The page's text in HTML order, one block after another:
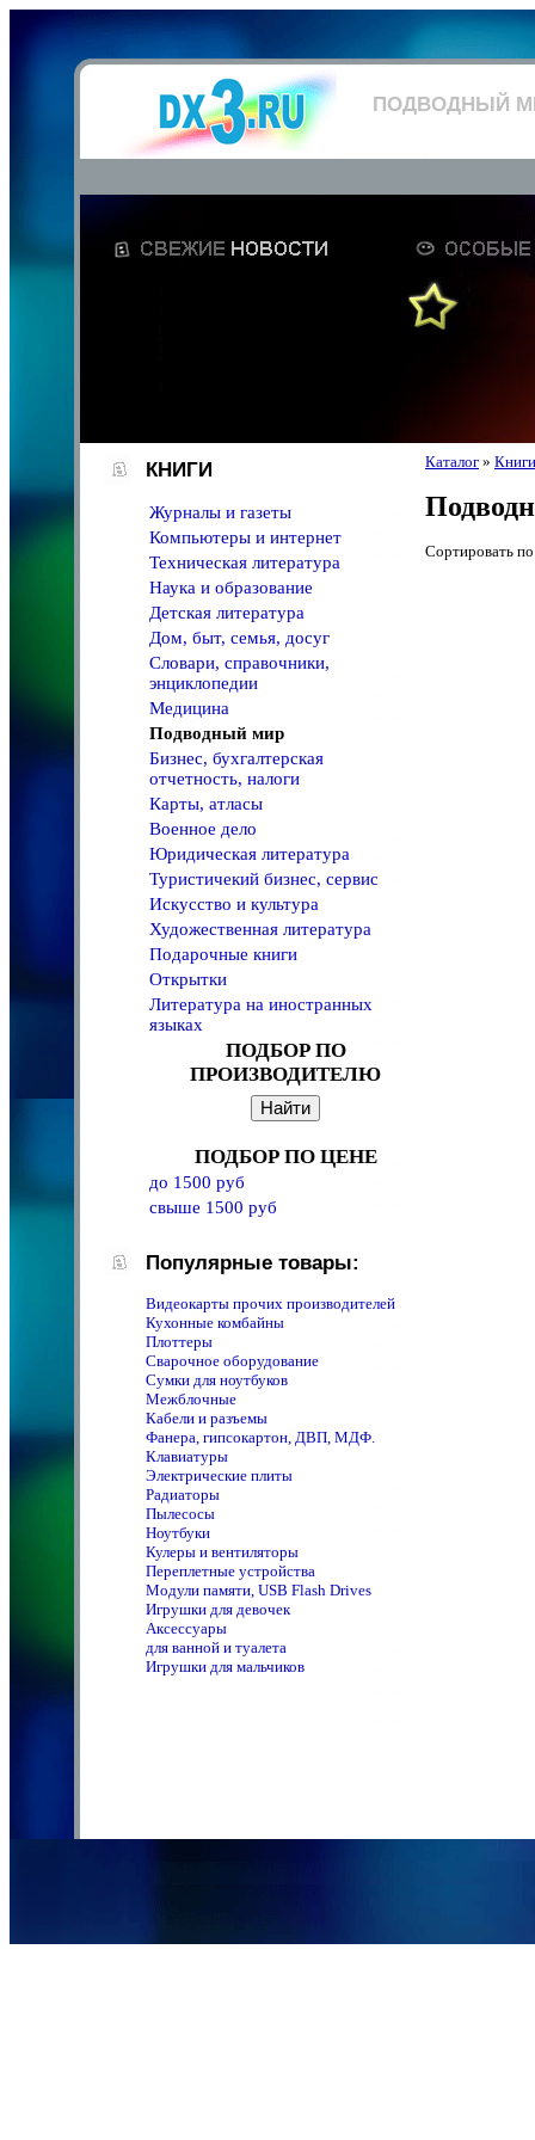
ПОДВОДНЫЙ
КНИГИ
Журналы и газеты
Компьютеры и интернет
Техническая литература
Наука и образование
Детская литература
Дом, быт, семья, досуг
Словари, справочники,
энциклопедии
Медицина
Подводный мир
Бизнес, бухгалтерская
отчетность, налоги
Карты, атласы
Военное дело
Юридическая литература
Туристичекий бизнес, сервис
Искусство и культура
Художественная литература
Подарочные книги
Открытки
Литература на иностранных
языках
ПОДБОР ПО
ПРОИЗВОДИТЕЛЮ
ПОДБОР ПО ЦЕНЕ
до 1500 руб
свыше 1500 руб
Популярные товары:
Видеокарты прочих производителей
Кухонные комбайны
Плоттеры
Сварочное оборудование
Сумки для ноутбуков
Межблочные
Кабели и разъемы
Фанера, гипсокартон, ДВП, МДФ.
Клавиатуры
Электрические плиты
Радиаторы
Пылесосы
Ноутбуки
Кулеры и вентиляторы
Переплетные устройства
Модули памяти, USB Flash Drives
Игрушки для девочек
Аксессуары
для ванной и туалета
Игрушки для мальчиков
Каталог » Книги
Сортировать